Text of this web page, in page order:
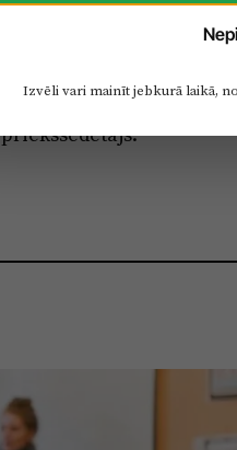
Baldones, Inčukalna,
vietniece un
Izvēli vari mainīt jebkurā laikā,